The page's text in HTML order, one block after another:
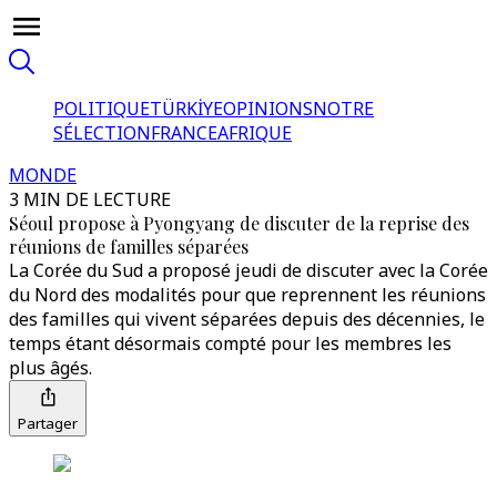
POLITIQUETÜRKİYEOPINIONSNOTRE
SÉLECTIONFRANCEAFRIQUE
MONDE
3 MIN DE LECTURE
Séoul propose à Pyongyang de discuter de la reprise des
réunions de familles séparées
La Corée du Sud a proposé jeudi de discuter avec la Corée
du Nord des modalités pour que reprennent les réunions
des familles qui vivent séparées depuis des décennies, le
temps étant désormais compté pour les membres les
plus âgés.
Partager